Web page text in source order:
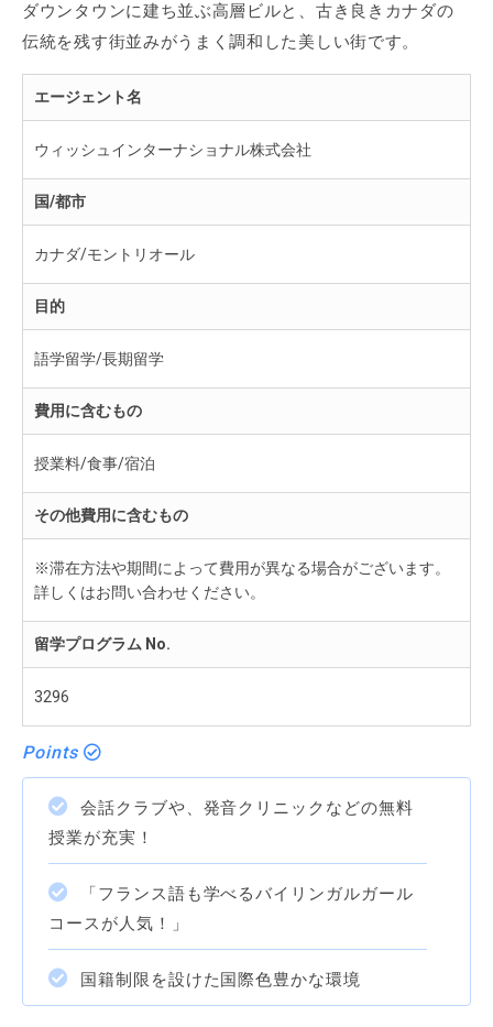
ダウンタウンに建ち並ぶ高層ビルと、古き良きカナダの
伝統を残す街並みがうまく調和した美しい街です。
エージェント名
ウィッシュインターナショナル株式会社
国/都市
カナダ/モントリオール
目的
語学留学/長期留学
費用に含むもの
授業料/食事/宿泊
その他費用に含むもの
※滞在方法や期間によって費用が異なる場合がございます。
詳しくはお問い合わせください。
留学プログラム No.
3296
Points
会話クラブや、発音クリニックなどの無料
授業が充実！
「フランス語も学べるバイリンガルガール
コースが人気！」
国籍制限を設けた国際色豊かな環境